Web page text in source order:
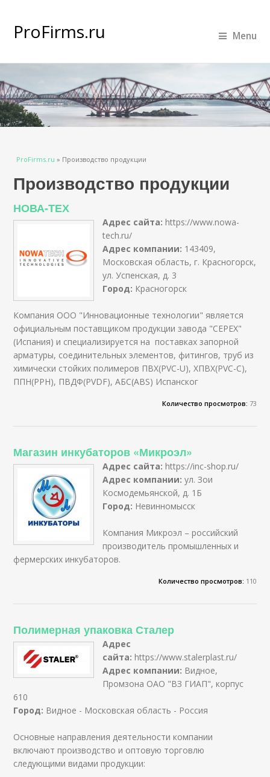
ProFirms.ru Menu
Вы здесь
ProFirms.ru » Производство продукции
Производство продукции
НОВА-ТЕХ
Адрес сайта: https://www.nowa-
tech.ru/
Адрес компании: 143409,
Московская область, г. Красногорск,
ул. Успенская, д. 3
Город: Красногорск
Компания ООО "Инновационные технологии" является
официальным поставщиком продукции завода "CEPEX"
(Испания) и специализируется на поставках запорной
арматуры, соединительных элементов, фитингов, труб из
химически стойких полимеров ПВХ(PVC-U), ХПВХ(PVC-C),
ППН(PPH), ПВДФ(PVDF), АБС(ABS) Испанског
Количество просмотров: 73
Магазин инкубаторов «Микроэл»
Адрес сайта: https://inc-shop.ru/
Адрес компании:ул. Зои
Космодемьянской, д. 1Б
Город: Невинномысск
Компания Микроэл – российский
производитель промышленных и
фермерских инкубаторов.
Количество просмотров: 110
Полимерная упаковка Сталер
Адрес
сайта: https://www.stalerplast.ru/
Адрес компании: Видное,
Промзона ОАО "ВЗ ГИАП", корпус
610
Город: Видное - Московская область - Россия
Основные направления деятельности компании
включают производство и оптовую торговлю
следующими видами продукции: